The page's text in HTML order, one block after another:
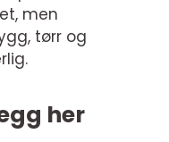
men
tørr og
her